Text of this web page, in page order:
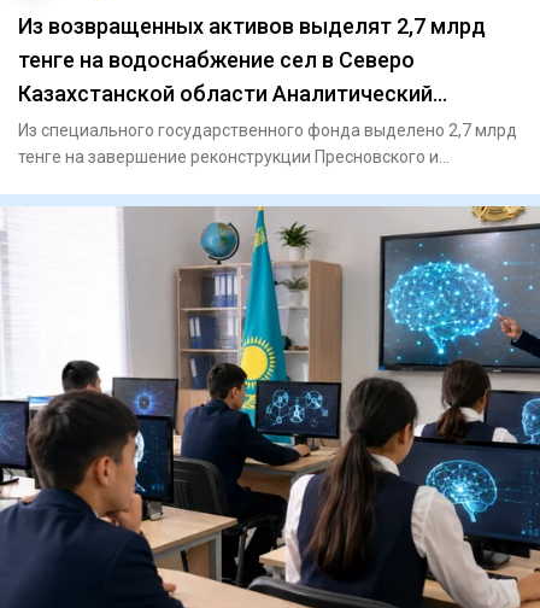
Из возвращенных активов выделят 2,7 млрд
тенге на водоснабжение сел в Северо
Казахстанской области Аналитический
интернет журнал Власть
Из специального государственного фонда выделено 2,7 млрд
тенге на завершение реконструкции Пресновского и